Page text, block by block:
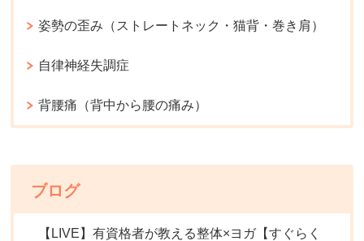
姿勢の歪み（ストレートネック・猫背・巻き肩）
自律神経失調症
背腰痛（背中から腰の痛み）
ブログ
【LIVE】有資格者が教える整体×ヨガ【すぐらく